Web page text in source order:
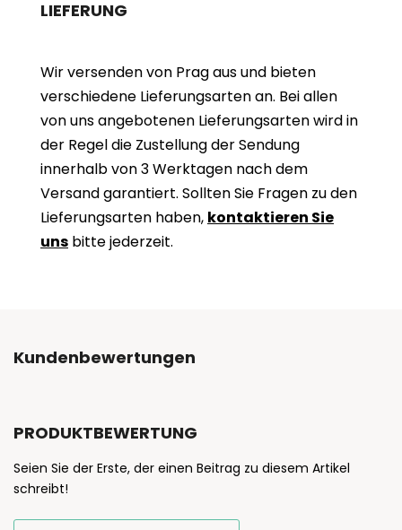
LIEFERUNG
Wir versenden von Prag aus und bieten
verschiedene Lieferungsarten an. Bei allen
von uns angebotenen Lieferungsarten wird in
der Regel die Zustellung der Sendung
innerhalb von 3 Werktagen nach dem
Versand garantiert. Sollten Sie Fragen zu den
Lieferungsarten haben, kontaktieren Sie
uns bitte jederzeit.
Kundenbewertungen
PRODUKTBEWERTUNG
Seien Sie der Erste, der einen Beitrag zu diesem Artikel
schreibt!